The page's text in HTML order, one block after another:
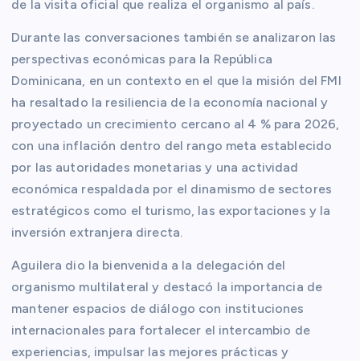
de la visita oficial que realiza el organismo al país.
Durante las conversaciones también se analizaron las
perspectivas económicas para la República
Dominicana, en un contexto en el que la misión del FMI
ha resaltado la resiliencia de la economía nacional y
proyectado un crecimiento cercano al 4 % para 2026,
con una inflación dentro del rango meta establecido
por las autoridades monetarias y una actividad
económica respaldada por el dinamismo de sectores
estratégicos como el turismo, las exportaciones y la
inversión extranjera directa.
Aguilera dio la bienvenida a la delegación del
organismo multilateral y destacó la importancia de
mantener espacios de diálogo con instituciones
internacionales para fortalecer el intercambio de
experiencias, impulsar las mejores prácticas y